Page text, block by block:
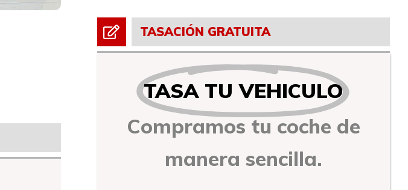
TASACIÓN GRATUITA
TASA TU VEHICULO
Compramos tu coche de
manera sencilla.